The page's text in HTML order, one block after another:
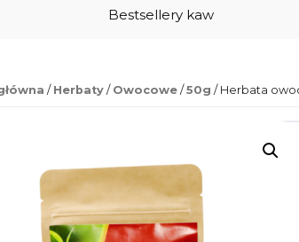
Bestsellery kaw
/ Herbaty / Owocowe /50g / Herbata